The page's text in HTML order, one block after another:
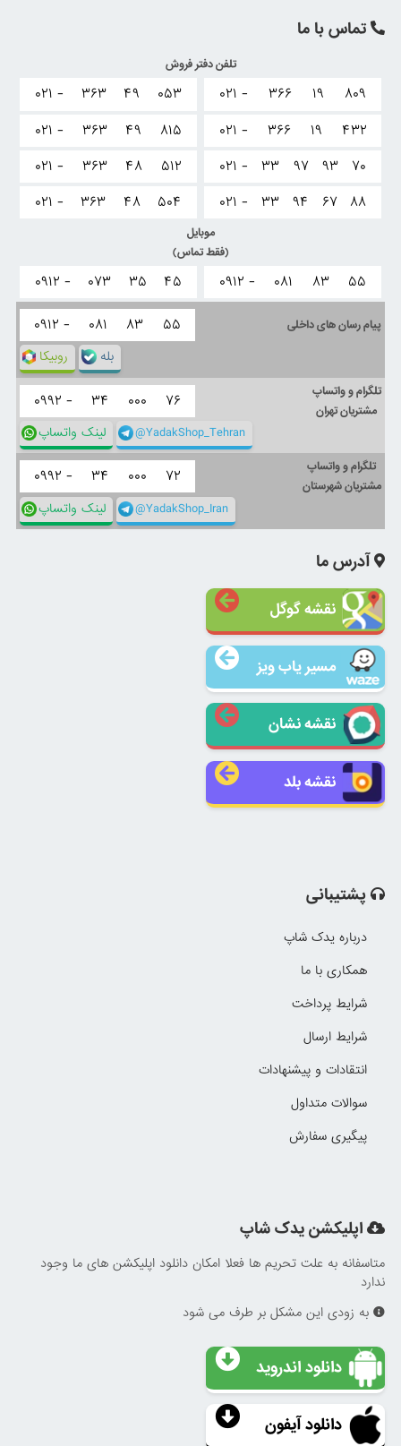
تماس با ما
تلفن دفتر فروش
۰۲۱ - ۳۶۶ ۱۹
۸۰۹
۰۲۱ -
۳۶۶ ۱۹
۴۳۲
۰۲۱ -
۳۳ ۹۷ ۹۳
۷۰
۰۲۱ -
۳۳ ۹۴ ۶۷ ۸۸
۰۲۱ - ۳۶۳ ۴۹
۰۵۳
۰۲۱ -
۳۶۳ ۴۹
۸۱۵
۰۲۱ -
۳۶۳ ۴۸
۵۱۲
۰۲۱ -
۳۶۳ ۴۸ ۵۰۴
موبایل
(فقط تماس)
۰۹۱۲ - ۰۸۱ ۸۳ ۵۵ ۰۹۱۲ - ۰۷۳ ۳۵ ۴۵
پیام رسان های داخلی ۰۹۱۲ - ۰۸۱ ۸۳ ۵۵
روبیکا بله
تلگرام و واتساپ
مشتریان تهران
۰۹۹۲ - ۳۴ ۰۰۰ ۷۶
لینک واتساپ @YadakShop_Tehran
تلگرام و واتساپ
مشتریان شهرستان
۰۹۹۲ - ۳۴ ۰۰۰ ۷۲
لینک واتساپ @YadakShop_Iran
آدرس ما
نقشه گوگل
مسیر یاب ویز
نقشه نشان
نقشه بلد
پشتیبانی
درباره یدک شاپ
همکاری با ما
شرایط پرداخت
شرایط ارسال
انتقادات و پیشنهادات
سوالات متداول
پیگیری سفارش
اپلیکشن یدک شاپ
متاسفانه به علت تحریم ها فعلا امکان دانلود اپلیکشن های ما وجود
ندارد
به زودی این مشکل بر طرف می شود
دانلود اندروید
دانلود آیفون